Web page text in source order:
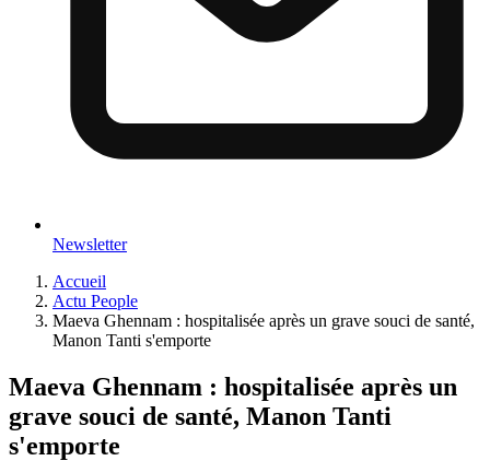
Newsletter
Accueil
Actu People
Maeva Ghennam : hospitalisée après un grave souci de santé,
Manon Tanti s'emporte
Maeva Ghennam : hospitalisée après un
grave souci de santé, Manon Tanti
s'emporte